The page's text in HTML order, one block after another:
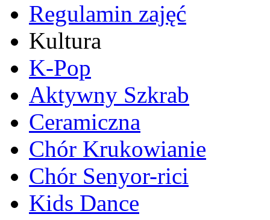
Regulamin zajęć
Kultura
K-Pop
Aktywny Szkrab
Ceramiczna
Chór Krukowianie
Chór Senyor-rici
Kids Dance